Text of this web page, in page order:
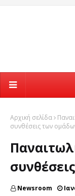
Αρχική σελίδα
συνθέσεις των
Newsroom